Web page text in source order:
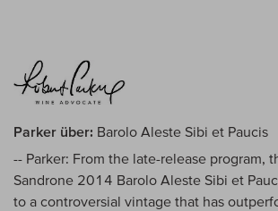
Parker über: Barolo Aleste Sibi et Paucis
-- Parker: From the late-release program,
Sandrone 2014 Barolo Aleste Sibi et
to a controversial vintage that has